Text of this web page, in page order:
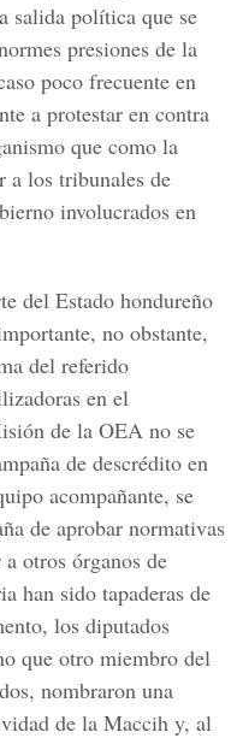
salida política que se
presiones de la
poco frecuente en
a protestar en contra
que como la
a los tribunales de
involucrados en
del Estado hondureño
no obstante,
del referido
en el
de la OEA no se
de descrédito en
acompañante, se
de aprobar normativas
otros órganos de
han sido tapaderas de
los diputados
que otro miembro del
nombraron una
de la Maccih y, al